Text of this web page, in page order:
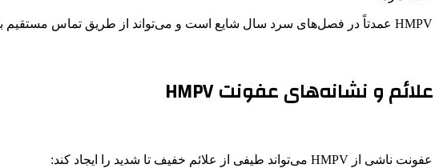
HMPV عمدتاً در فصل‌های سرد سال شایع است و می‌تواند از طریق تماس مستقیم با قطرات تنفسی یا سطوح آلوده منتقل شود.
علائم و نشانه‌های عفونت HMPV
عفونت ناشی از HMPV می‌تواند طیفی از علائم خفیف تا شدید را ایجاد کند: